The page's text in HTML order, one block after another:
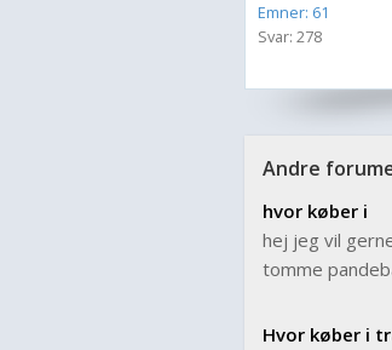
Emner: 61
Svar: 278
Andre
hvor køber i
hej jeg vil
tomme
Hvor køber i